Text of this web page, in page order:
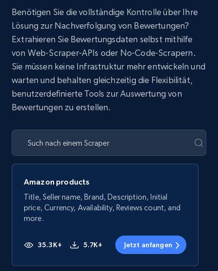
Benötigen Sie die vollständige Kontrolle über Ihre
Lösung zur Nachverfolgung von Bewertungen?
Extrahieren Sie Bewertungsdaten selbst mithilfe
von Web-Scraper-APIs oder No-Code-Scrapern.
Sie müssen keine Infrastruktur mehr entwickeln und
warten und behalten gleichzeitig die Flexibilität,
benutzerdefinierte Tools zur Auswertung von
Bewertungen zu erstellen.
Amazon products
Title, Seller name, Brand, Description, Initial
price, Currency, Availability, Reviews count, and
more.
35.3K+ 5.7K+ Jetzt anfangen